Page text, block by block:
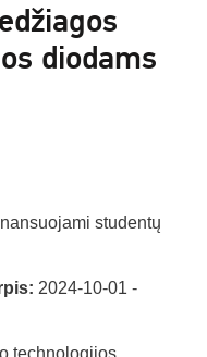
diodams
studentų
2024-10-01 -
technologijos